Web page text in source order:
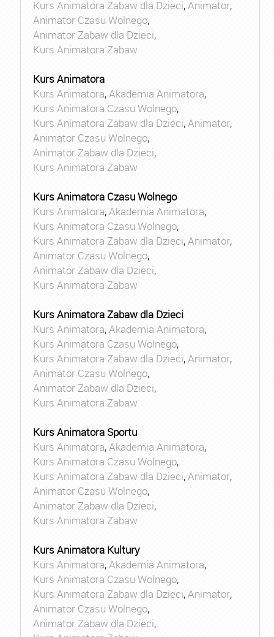
Kurs Animatora Zabaw dla Dzieci,Animator,
Animator Czasu Wolnego,
Animator Zabaw dla Dzieci,
Kurs Animatora Zabaw
Kurs Animatora
Kurs Animatora,Akademia Animatora,
Kurs Animatora Czasu Wolnego,
Kurs Animatora Zabaw dla Dzieci,Animator,
Animator Czasu Wolnego,
Animator Zabaw dla Dzieci,
Kurs Animatora Zabaw
Kurs Animatora Czasu Wolnego
Kurs Animatora,Akademia Animatora,
Kurs Animatora Czasu Wolnego,
Kurs Animatora Zabaw dla Dzieci,Animator,
Animator Czasu Wolnego,
Animator Zabaw dla Dzieci,
Kurs Animatora Zabaw
Kurs Animatora Zabaw dla Dzieci
Kurs Animatora,Akademia Animatora,
Kurs Animatora Czasu Wolnego,
Kurs Animatora Zabaw dla Dzieci,Animator,
Animator Czasu Wolnego,
Animator Zabaw dla Dzieci,
Kurs Animatora Zabaw
Kurs Animatora Sportu
Kurs Animatora,Akademia Animatora,
Kurs Animatora Czasu Wolnego,
Kurs Animatora Zabaw dla Dzieci,Animator,
Animator Czasu Wolnego,
Animator Zabaw dla Dzieci,
Kurs Animatora Zabaw
Kurs Animatora Kultury
Kurs Animatora,Akademia Animatora,
Kurs Animatora Czasu Wolnego,
Kurs Animatora Zabaw dla Dzieci,Animator,
Animator Czasu Wolnego,
Animator Zabaw dla Dzieci,